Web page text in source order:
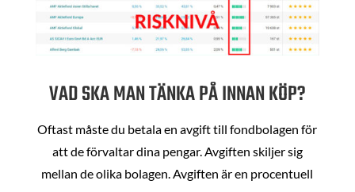
VAD SKA MAN TÄNKA PÅ INNAN KÖP?
Oftast måste du betala en avgift till fondbolagen för
att de förvaltar dina pengar. Avgiften skiljer sig
mellan de olika bolagen. Avgiften är en procentuell